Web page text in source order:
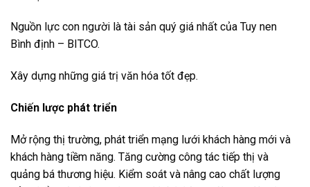
Nguồn lực con người là tài sản quý giá nhất của Tuy nen
Bình định – BITCO.
Xây dựng những giá trị văn hóa tốt đẹp.
Chiến lược phát triển
Mở rộng thị trường, phát triển mạng lưới khách hàng mới và
khách hàng tiềm năng. Tăng cường công tác tiếp thị và
quảng bá thương hiệu. Kiểm soát và nâng cao chất lượng